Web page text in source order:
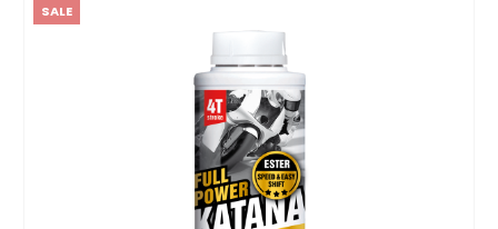
SALE